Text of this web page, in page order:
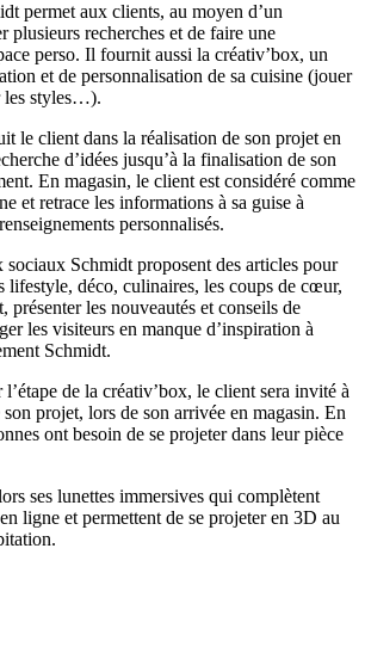
permet aux clients, au moyen d’un
plusieurs recherches et de faire une
perso. Il fournit aussi la créativ’box, un
et de personnalisation de sa cuisine (jouer
les styles…).
le client dans la réalisation de son projet en
d’idées jusqu’à la finalisation de son
En magasin, le client est considéré comme
et retrace les informations à sa guise à
personnalisés.
sociaux Schmidt proposent des articles pour
lifestyle, déco, culinaires, les coups de cœur,
présenter les nouveautés et conseils de
les visiteurs en manque d’inspiration à
Schmidt.
de la créativ’box, le client sera invité à
projet, lors de son arrivée en magasin. En
ont besoin de se projeter dans leur pièce
ses lunettes immersives qui complètent
ligne et permettent de se projeter en 3D au